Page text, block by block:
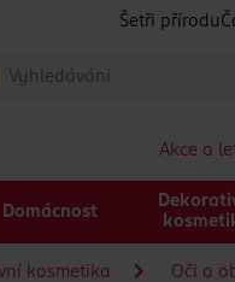
Šetři přírodu
Akce a
Domácnost
kosmetika Oči a